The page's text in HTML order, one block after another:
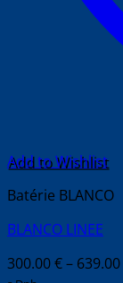
Add to Wishlist
Batérie BLANCO
BLANCO LINEE
300.00€– 639.00